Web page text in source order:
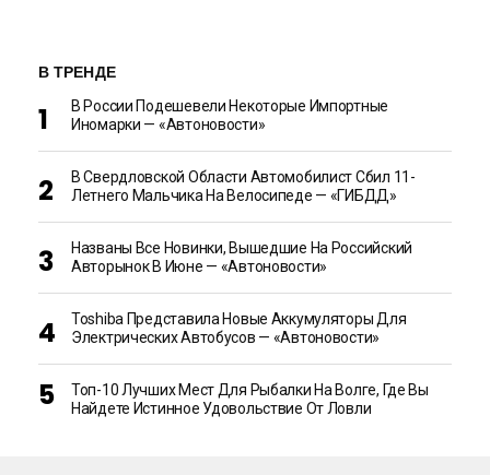
В ТРЕНДЕ
В России Подешевели Некоторые Импортные
Иномарки — «Автоновости»
В Свердловской Области Автомобилист Сбил 11-
Летнего Мальчика На Велосипеде — «ГИБДД»
Названы Все Новинки, Вышедшие На Российский
Авторынок В Июне — «Автоновости»
Toshiba Представила Новые Аккумуляторы Для
Электрических Автобусов — «Автоновости»
Топ-10 Лучших Мест Для Рыбалки На Волге, Где Вы
Найдете Истинное Удовольствие От Ловли